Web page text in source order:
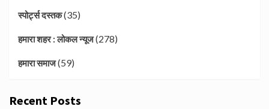
स्पोर्ट्स दस्तक(35)
हमारा शहर : लोकल न्यूज(278)
हमारा समाज(59)
Recent Posts